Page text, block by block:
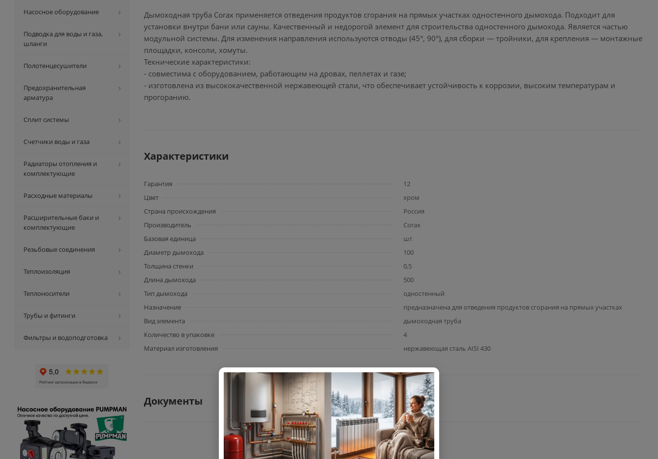
Дымоходная труба Corax применяется отведения продуктов сгорания на прямых участках одностенного дымохода. Подходит для
установки внутри бани или сауны. Качественный и недорогой элемент для строительства одностенного дымохода. Является частью
модульной системы. Для изменения направления используются отводы (45°, 90°), для сборки — тройники, для крепления — монтажные
площадки, консоли, хомуты.
Технические характеристики:
- совместима с оборудованием, работающим на дровах, пеллетах и газе;
- изготовлена из высококачественной нержавеющей стали, что обеспечивает устойчивость к коррозии, высоким температурам и
прогоранию.
Характеристики
Гарантия
12
Цвет
хром
Страна происхождения
Россия
Производитель
Corax
Базовая единица
шт
Диаметр дымохода
100
Толщина стенки
0,5
Длина дымохода
500
Тип дымохода
одностенный
Назначение
предназначена для отведения продуктов сгорания на прямых участках
Вид элемента
дымоходная труба
Количество в упаковке
4
Материал изготовления
нержавеющая сталь AISI 430
Документы
Насосное оборудование
Подводка для воды и газа,
шланги
Полотенцесушители
Предохранительная
арматура
Сплит системы
Счетчики воды и газа
Радиаторы отопления и
комплектующие
Расходные материалы
Расширительные баки и
комплектующие
Резьбовые соединения
Теплоизоляция
Теплоносители
Трубы и фитинги
Фильтры и водоподготовка
×